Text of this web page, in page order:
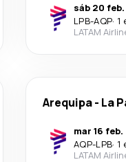
sáb 20 feb.
LPB-AQP· 1
LATAM
Arequipa- La
mar 16 feb.
AQP-LPB· 1
LATAM